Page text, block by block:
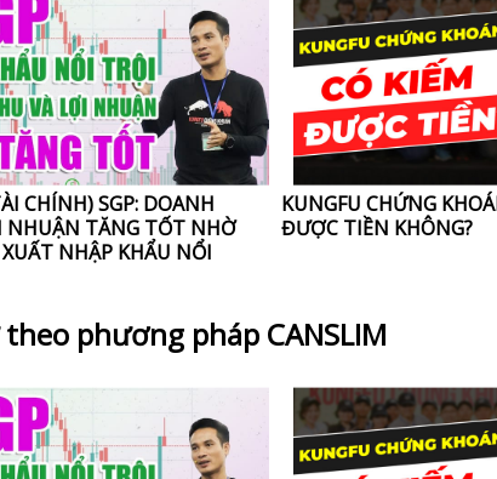
CHÍNH) SGP: DOANH
NHUẬN TĂNG TỐT NHỜ
NHẬP KHẨU NỔI
KUNGFU CHỨNG
ĐƯỢC TIỀN KHÔNG?
phương pháp CANSLIM